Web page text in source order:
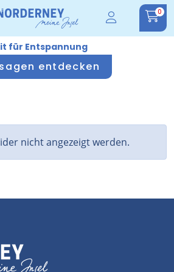
0
für Entspannung
entdecken
nicht angezeigt werden.